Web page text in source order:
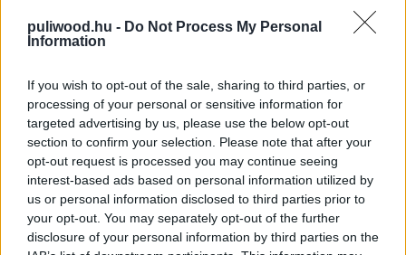
puliwood.hu - Do Not Process My Personal
Information
If you wish to opt-out of the sale, sharing to third parties, or
processing of your personal or sensitive information for
targeted advertising by us, please use the below opt-out
section to confirm your selection. Please note that after your
opt-out request is processed you may continue seeing
interest-based ads based on personal information utilized by
us or personal information disclosed to third parties prior to
your opt-out. You may separately opt-out of the further
disclosure of your personal information by third parties on the
üvöltött, a másodikon egy megvadult jaguár, a
harmadikon pedig egy fickó volt, aki úgy nézett ki, mint
emlékezett vissza Weiss.
A Metal Lords nem pusztán az első rockbandájukat
megalapító lázadó tinikről szól, hanem az álmokba
való kapaszkodásról és az akaratról.Arról, hogy mire
képes az ember, ha felvállalja önmagát és a saját útját
járja - akkor is, ha minden és mindenki ellene szól. Hisz
gondoljunk csak bele: milyen lenne ma a zenei világ, ha